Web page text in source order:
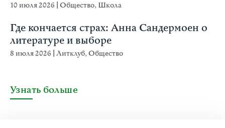
10 июля 2026 Общество, Школа
Где кончается страх: Анна Сандермоен о
литературе и выборе
8 июля 2026 Литклуб,Общество
Узнать больше